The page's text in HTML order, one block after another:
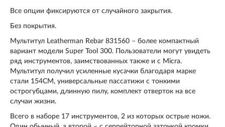
Все опции фиксируются от случайного закрытия.
Без покрытия.
Мультитул Leatherman Rebar 831560 – более компактный
вариант модели Super Tool 300. Пользователи могут увидеть
ряд инструментов, заимствованных также и с Micra.
Мультитул получил усиленные кусачки благодаря марке
стали 154СМ, универсальные пассатижи с тонкими
острогубцами, длинную пилу, комплект отверток на все
случаи жизни.
Всего в наборе 17 инструментов, 2 из которых острые ножи.